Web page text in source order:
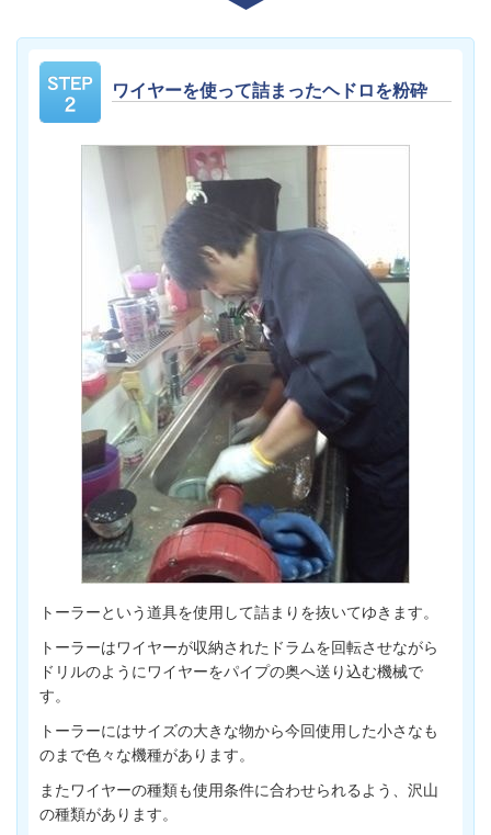
ワイヤーを使って詰まったヘドロを粉砕
トーラーという道具を使用して詰まりを抜いてゆきます。
トーラーはワイヤーが収納されたドラムを回転させながら
ドリルのようにワイヤーをパイプの奥へ送り込む機械で
す。
トーラーにはサイズの大きな物から今回使用した小さなも
のまで色々な機種があります。
またワイヤーの種類も使用条件に合わせられるよう、沢山
の種類があります。